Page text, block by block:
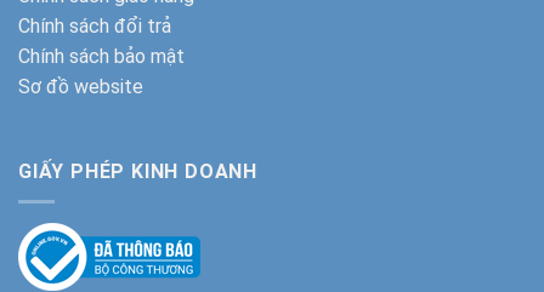
Chính sách đổi trả
Chính sách bảo mật
Sơ đồ website
GIẤY PHÉP KINH DOANH